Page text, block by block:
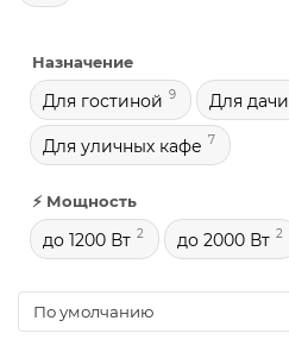
Назначение
Для гостиной 9 Для дачи
Для уличных кафе 7
⚡ Мощность
до 1200 Вт 2 до 2000 Вт 2